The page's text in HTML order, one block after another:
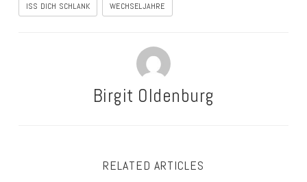
ISS DICH SCHLANK WECHSELJAHRE
Birgit Oldenburg
RELATED ARTICLES